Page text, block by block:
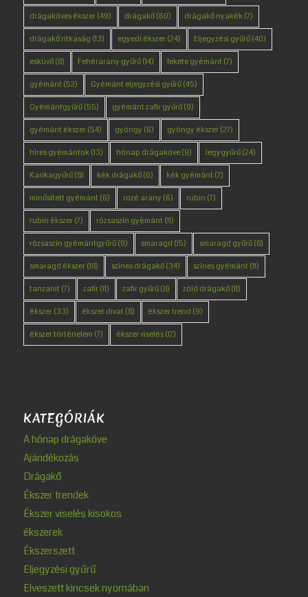
drágaköves ékszer(49) drágakő(60) drágakő nyakék(7)
drágakő ritkaság (13) egyedi ékszer(24) Eljegyzési gyűrű(40)
esküvő(8) Fehérarany gyűrű(14) fekete gyémánt (7)
gyémánt (52) Gyémánt eljegyzési gyűrű(45)
Gyémántgyűrű(55) gyémánt zafír gyűrű(9)
gyémánt ékszer(54) gyöngy (6) gyöngy ékszer(27)
híres gyémántok(13) hónap drágaköve(9) Jegygyűrű(24)
Karikagyűrű(8) kék drágakő(6) kék gyémánt (7)
minősített gyémánt (6) rozé arany (6) rubin (7)
rubin ékszer(7) rózsaszín gyémánt (11)
rózsaszín gyémántgyűrű(9) smaragd (15) smaragd gyűrű(8)
smaragd ékszer(18) színes drágakő(34) színes gyémánt (11)
tanzanit (7) zafír(11) zafír gyűrű(8) zöld drágakő(11)
ékszer(33) ékszer divat (8) ékszer trend (9)
ékszer történelem (7) ékszer viselés(17)
KATEGÓRIÁK
A hónap drágaköve
Ajándékozás
Drágakő
Ékszer trendek
Ékszer viselés kisokos
ékszerek
Ékszerszett
Eljegyzési gyűrű
Elveszett kincsek nyomában